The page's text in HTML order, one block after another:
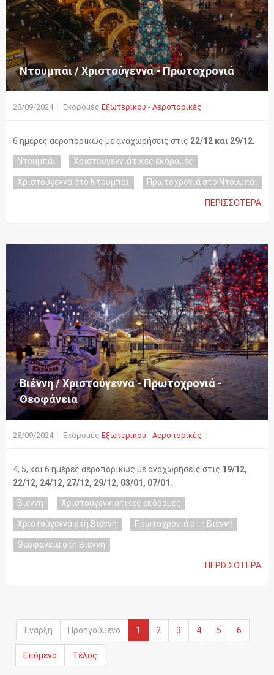
Ντουμπάι / Χριστούγεννα - Πρωτοχρονιά
28/09/2024 Εκδρομές Εξωτερικού - Αεροπορικές
6 ημέρες αεροπορικώς με αναχωρήσεις στις 22/12 και 29/12.
Ντουμπάι Χριστουγεννιάτικες εκδρομές
Χριστούγεννα στο Ντουμπάι Πρωτοχρονιά στο Ντουμπάι
ΠΕΡΙΣΣΌΤΕΡΑ
Βιέννη / Χριστούγεννα - Πρωτοχρονιά -
Θεοφάνεια
28/09/2024 Εκδρομές Εξωτερικού - Αεροπορικές
4, 5, και 6 ημέρες αεροπορικώς με αναχωρήσεις στις 19/12,
22/12, 24/12, 27/12, 29/12, 03/01, 07/01.
Βιέννη Χριστουγεννιάτικες εκδρομές
Χριστούγεννα στη Βιέννη Πρωτοχρονιά στη Βιέννη
Θεοφάνεια στη Βιέννη
ΠΕΡΙΣΣΌΤΕΡΑ
Έναρξη Προηγούμενο 1 2 3 4 5 6
Επόμενο Τέλος